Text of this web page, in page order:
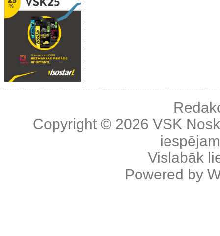
Copyright © 2026 VSK
Vislabāk
Powered by